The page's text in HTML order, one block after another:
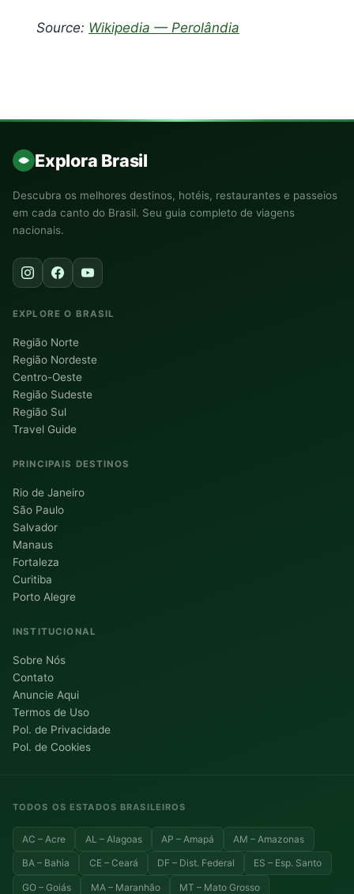
Source: Wikipedia — Perolândia
Explora Brasil
Descubra os melhores destinos, hotéis, restaurantes e passeios
em cada canto do Brasil. Seu guia completo de viagens
nacionais.
EXPLORE O BRASIL
Região Norte
Região Nordeste
Centro-Oeste
Região Sudeste
Região Sul
Travel Guide
PRINCIPAIS DESTINOS
Rio de Janeiro
São Paulo
Salvador
Manaus
Fortaleza
Curitiba
Porto Alegre
INSTITUCIONAL
Sobre Nós
Contato
Anuncie Aqui
Termos de Uso
Pol. de Privacidade
Pol. de Cookies
TODOS OS ESTADOS BRASILEIROS
AC – Acre AL – Alagoas AP – Amapá AM – Amazonas
BA – Bahia CE – Ceará DF – Dist. Federal ES – Esp. Santo
GO – Goiás MA – Maranhão MT – Mato Grosso